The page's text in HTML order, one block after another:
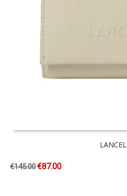
LANCEL
€145.00€87.00